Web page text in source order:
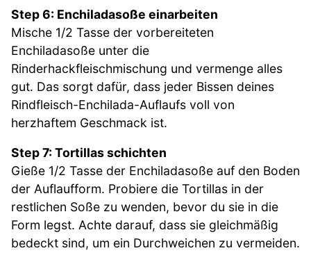
Step 6: Enchiladasoße einarbeiten
Mische 1/2 Tasse der vorbereiteten
Enchiladasoße unter die
Rinderhackfleischmischung und vermenge alles
gut. Das sorgt dafür, dass jeder Bissen deines
Rindfleisch-Enchilada-Auflaufs voll von
herzhaftem Geschmack ist.
Step 7: Tortillas schichten
Gieße 1/2 Tasse der Enchiladasoße auf den Boden
der Auflaufform. Probiere die Tortillas in der
restlichen Soße zu wenden, bevor du sie in die
Form legst. Achte darauf, dass sie gleichmäßig
bedeckt sind, um ein Durchweichen zu vermeiden.